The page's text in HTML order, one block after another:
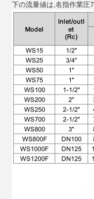
下の流量値は,名指作業圧